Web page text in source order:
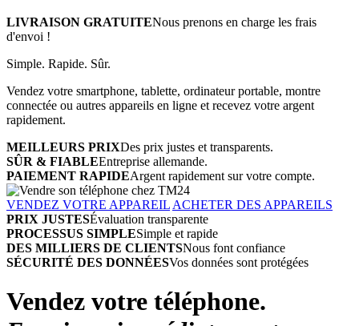
LIVRAISON GRATUITENous prenons en charge les frais
d'envoi !
Simple. Rapide. Sûr.
Vendez votre smartphone, tablette, ordinateur portable, montre
connectée ou autres appareils en ligne et recevez votre argent
rapidement.
MEILLEURS PRIXDes prix justes et transparents.
SÛR & FIABLEEntreprise allemande.
PAIEMENT RAPIDEArgent rapidement sur votre compte.
VENDEZ VOTRE APPAREIL ACHETER DES APPAREILS
PRIX JUSTESÉvaluation transparente
PROCESSUS SIMPLESimple et rapide
DES MILLIERS DE CLIENTSNous font confiance
SÉCURITÉ DES DONNÉESVos données sont protégées
Vendez votre téléphone.